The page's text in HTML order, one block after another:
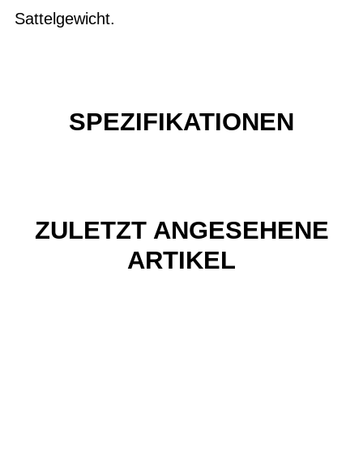
Sattelgewicht.
SPEZIFIKATIONEN
ZULETZT ANGESEHENE
ARTIKEL